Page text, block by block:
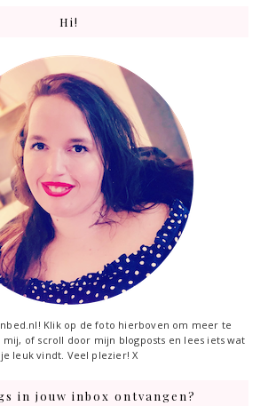
Hi!
Klik op de foto hierboven om meer te
of scroll door mijn blogposts en lees iets wat
je leuk vindt. Veel plezier! X
in jouw inbox ontvangen?